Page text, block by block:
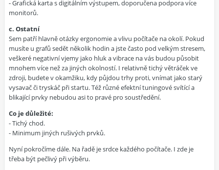
- Grafická karta s digitálním výstupem, doporučena podpora více
monitorů.
c. Ostatní
Sem patří hlavně otázky ergonomie a vlivu počítače na okolí. Pokud
musíte u grafů sedět několik hodin a jste často pod velkým stresem,
veškeré negativní vjemy jako hluk a vibrace na vás budou působit
mnohem více než za jiných okolností. I relativně tichý větráček ve
zdroji, budete v okamžiku, kdy půjdou trhy proti, vnímat jako starý
vysavač či tryskáč při startu. Též různé efektní tuningové svítící a
blikající prvky nebudou asi to pravé pro soustředění.
Co je důležité:
- Tichý chod.
- Minimum jiných rušivých prvků.
Nyní pokročíme dále. Na řadě je srdce každého počítače. I zde je
třeba být pečlivý při výběru.